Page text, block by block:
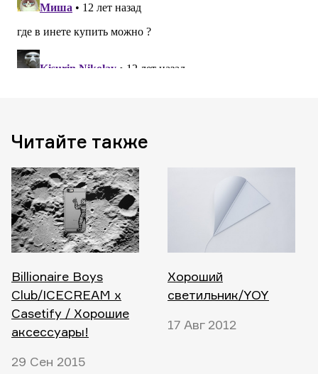
Читайте также
Billionaire Boys
Club/ICECREAM x
Casetify / Хорошие
аксессуары!
29 Сен 2015
Хороший
светильник/YOY
17 Авг 2012